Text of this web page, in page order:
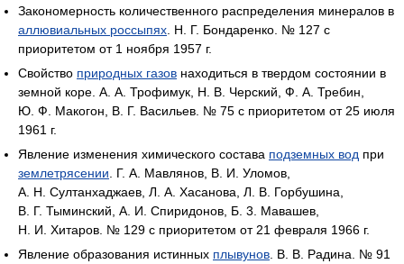
Закономерность количественного распределения минералов в
аллювиальных россыпях . Н. Г. Бондаренко. № 127 с
приоритетом от 1 ноября 1957 г.
Свойство природных газов находиться в твердом состоянии в
земной коре. А. А. Трофимук, Н. В. Черский, Ф. А. Требин,
Ю. Ф. Макогон, В. Г. Васильев. № 75 с приоритетом от 25 июля
1961 г.
Явление изменения химического состава подземных вод при
землетрясении . Г. А. Мавлянов, В. И. Уломов,
А. Н. Султанхаджаев, Л. А. Хасанова, Л. В. Горбушина,
В. Г. Тыминский, А. И. Спиридонов, Б. 3. Мавашев,
Н. И. Хитаров. № 129 с приоритетом от 21 февраля 1966 г.
Явление образования истинных плывунов . В. В. Радина. № 91